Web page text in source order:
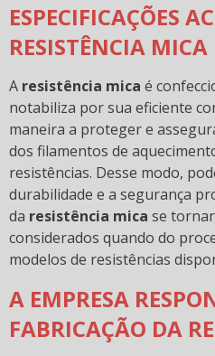
ESPECIFICAÇÕES
RESISTÊNCIA MICA
A resistência mica é
notabiliza por sua eficiente
maneira a proteger e
dos filamentos de
resistências. Desse modo,
durabilidade e a segurança
da resistência mica se
considerados quando do
modelos de resistências
A EMPRESA
FABRICAÇÃO DA